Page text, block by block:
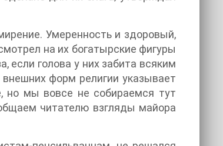
Умеренность и здоровый,
на их богатырские фигуры
если голова у них забита всяким
форм религии указывает
мы вовсе не собираемся тут
читателю взгляды майора